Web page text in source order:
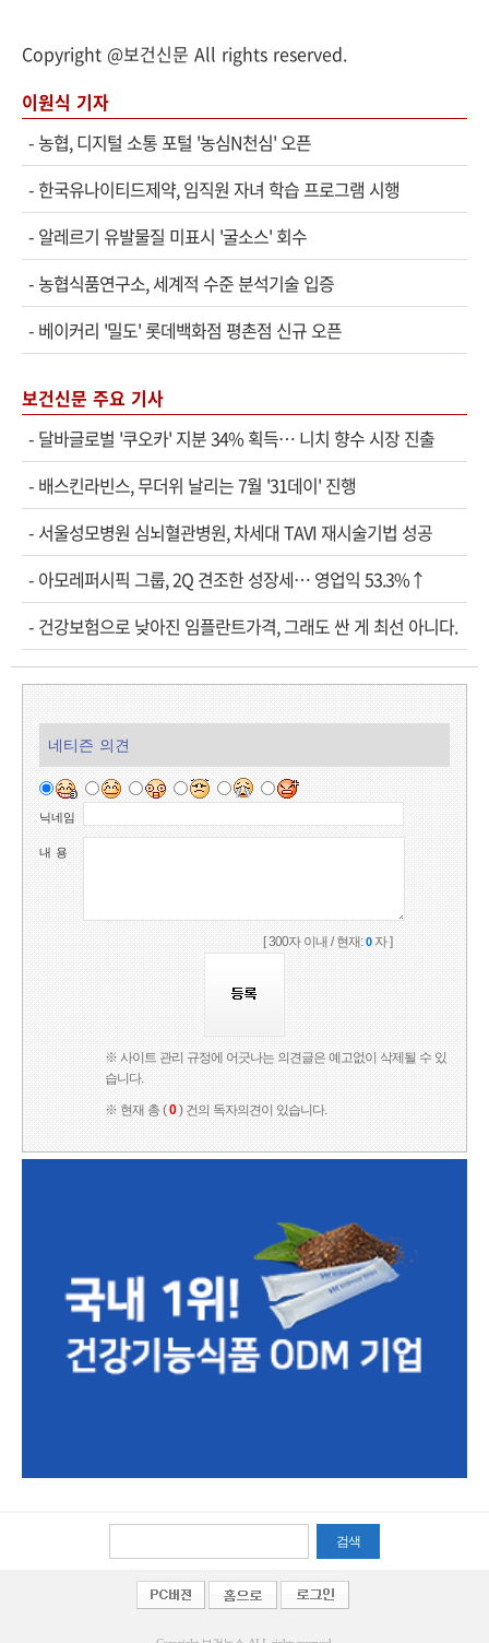
Copyright @보건신문 All rights reserved.
이원식 기자
-농협, 디지털 소통 포털 '농심N천심' 오픈
- 한국유나이티드제약, 임직원 자녀 학습 프로그램 시행
- 알레르기 유발물질 미표시 '굴소스' 회수
-농협식품연구소, 세계적 수준 분석기술 입증
- 베이커리 '밀도' 롯데백화점 평촌점 신규 오픈
보건신문 주요 기사
- 달바글로벌 '쿠오카' 지분 34% 획득… 니치 향수 시장 진출
- 배스킨라빈스, 무더위 날리는 7월 '31데이' 진행
- 서울성모병원 심뇌혈관병원, 차세대 TAVI 재시술기법 성공
- 아모레퍼시픽 그룹, 2Q 견조한 성장세… 영업익 53.3%↑
- 건강보험으로 낮아진 임플란트가격, 그래도 싼 게 최선 아니다.
네티즌 의견
닉네임
내 용
[ 300자 이내 / 현재:0자 ]
※ 사이트 관리 규정에 어긋나는 의견글은 예고없이 삭제될 수 있
습니다.
※ 현재 총 (0) 건의 독자의견이 있습니다.
검색